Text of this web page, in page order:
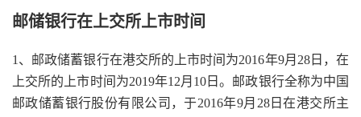
邮储银行在上交所上市时间
1、邮政储蓄银行在港交所的上市时间为2016年9月28日，在
上交所的上市时间为2019年12月10日。邮政银行全称为中国
邮政储蓄银行股份有限公司，于2016年9月28日在港交所主